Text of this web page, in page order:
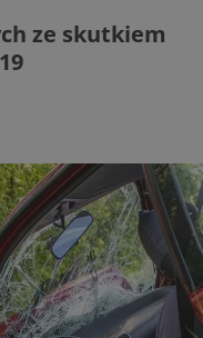
ze skutkiem